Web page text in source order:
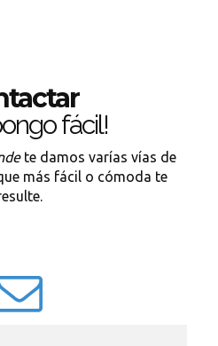
fácil!
te damos varías vías de
más fácil o cómoda te